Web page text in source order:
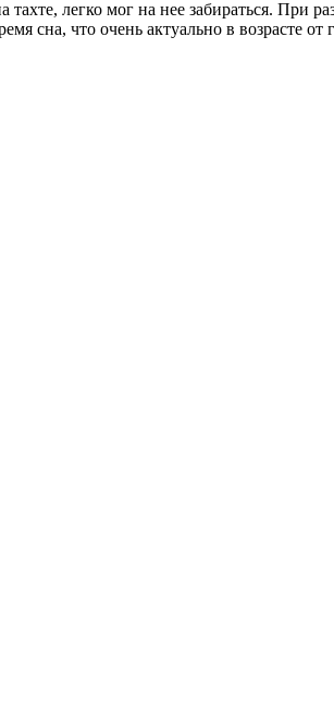
легко мог на нее забираться. При
сна, что очень актуально в возрасте от